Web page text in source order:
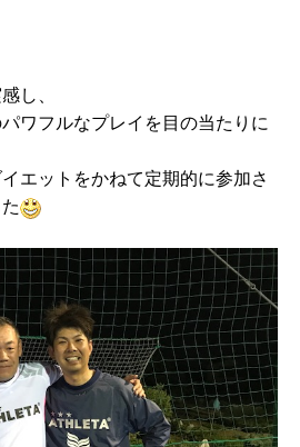
し、
ワフルなプレイを目の当たりに
エットをかねて定期的に参加さ